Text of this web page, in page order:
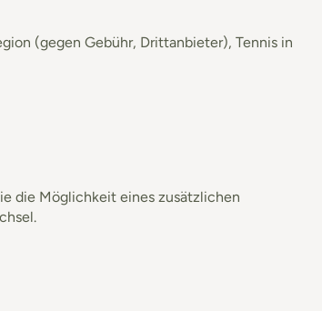
(gegen Gebühr, Drittanbieter), Tennis in
die Möglichkeit eines zusätzlichen